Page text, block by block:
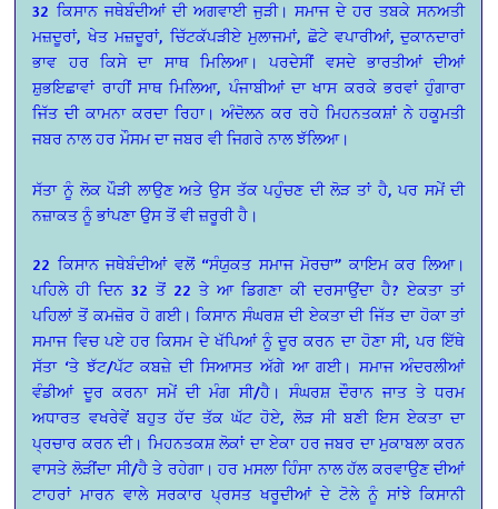
32 ਕਿਸਾਨ ਜਥੇਬੰਦੀਆਂ ਦੀ ਅਗਵਾਈ ਜੁੜੀ। ਸਮਾਜ ਦੇ ਹਰ ਤਬਕੇ ਸਨਅਤੀ
ਮਜ਼ਦੂਰਾਂ, ਖੇਤ ਮਜ਼ਦੂਰਾਂ, ਚਿੱਟਕੱਪੜੀਏ ਮੁਲਾਜਮਾਂ, ਛੋਟੇ ਵਪਾਰੀਆਂ, ਦੁਕਾਨਦਾਰਾਂ
ਭਾਵ ਹਰ ਕਿਸੇ ਦਾ ਸਾਥ ਮਿਲਿਆ। ਪਰਦੇਸੀਂ ਵਸਦੇ ਭਾਰਤੀਆਂ ਦੀਆਂ
ਸ਼ੁਭਇਛਾਵਾਂ ਰਾਹੀਂ ਸਾਥ ਮਿਲਿਆ, ਪੰਜਾਬੀਆਂ ਦਾ ਖਾਸ ਕਰਕੇ ਭਰਵਾਂ ਹੁੰਗਾਰਾ
ਜਿੱਤ ਦੀ ਕਾਮਨਾ ਕਰਦਾ ਰਿਹਾ। ਅੰਦੋਲਨ ਕਰ ਰਹੇ ਮਿਹਨਤਕਸ਼ਾਂ ਨੇ ਹਕੂਮਤੀ
ਜਬਰ ਨਾਲ ਹਰ ਮੌਸਮ ਦਾ ਜਬਰ ਵੀ ਜਿਗਰੇ ਨਾਲ ਝੱਲਿਆ।
ਸੱਤਾ ਨੂੰ ਲੋਕ ਪੌੜੀ ਲਾਉਣ ਅਤੇ ਉਸ ਤੱਕ ਪਹੁੰਚਣ ਦੀ ਲੋੜ ਤਾਂ ਹੈ, ਪਰ ਸਮੇਂ ਦੀ
ਨਜ਼ਾਕਤ ਨੂੰ ਭਾਂਪਣਾ ਉਸ ਤੋਂ ਵੀ ਜ਼ਰੂਰੀ ਹੈ।
22 ਕਿਸਾਨ ਜਥੇਬੰਦੀਆਂ ਵਲੋਂ “ਸੰਯੁਕਤ ਸਮਾਜ ਮੋਰਚਾ” ਕਾਇਮ ਕਰ ਲਿਆ।
ਪਹਿਲੇ ਹੀ ਦਿਨ 32 ਤੋਂ 22 ਤੇ ਆ ਡਿਗਣਾ ਕੀ ਦਰਸਾਉਂਦਾ ਹੈ? ਏਕਤਾ ਤਾਂ
ਪਹਿਲਾਂ ਤੋਂ ਕਮਜ਼ੋਰ ਹੋ ਗਈ। ਕਿਸਾਨ ਸੰਘਰਸ਼ ਦੀ ਏਕਤਾ ਦੀ ਜਿੱਤ ਦਾ ਹੋਕਾ ਤਾਂ
ਸਮਾਜ ਵਿਚ ਪਏ ਹਰ ਕਿਸਮ ਦੇ ਖੱਪਿਆਂ ਨੂੰ ਦੂਰ ਕਰਨ ਦਾ ਹੋਣਾ ਸੀ, ਪਰ ਇੱਥੇ
ਸੱਤਾ ‘ਤੇ ਝੱਟ/ਪੱਟ ਕਬਜ਼ੇ ਦੀ ਸਿਆਸਤ ਅੱਗੇ ਆ ਗਈ। ਸਮਾਜ ਅੰਦਰਲੀਆਂ
ਵੰਡੀਆਂ ਦੂਰ ਕਰਨਾ ਸਮੇਂ ਦੀ ਮੰਗ ਸੀ/ਹੈ। ਸੰਘਰਸ਼ ਦੌਰਾਨ ਜਾਤ ਤੇ ਧਰਮ
ਅਧਾਰਤ ਵਖਰੇਵੇਂ ਬਹੁਤ ਹੱਦ ਤੱਕ ਘੱਟ ਹੋਏ, ਲੋੜ ਸੀ ਬਣੀ ਇਸ ਏਕਤਾ ਦਾ
ਪ੍ਰਚਾਰ ਕਰਨ ਦੀ। ਮਿਹਨਤਕਸ਼ ਲੋਕਾਂ ਦਾ ਏਕਾ ਹਰ ਜਬਰ ਦਾ ਮੁਕਾਬਲਾ ਕਰਨ
ਵਾਸਤੇ ਲੋੜੀਂਦਾ ਸੀ/ਹੈ ਤੇ ਰਹੇਗਾ। ਹਰ ਮਸਲਾ ਹਿੰਸਾ ਨਾਲ ਹੱਲ ਕਰਵਾਉਣ ਦੀਆਂ
ਟਾਹਰਾਂ ਮਾਰਨ ਵਾਲੇ ਸਰਕਾਰ ਪ੍ਰਸਤ ਖਰੂਦੀਆਂ ਦੇ ਟੋਲੇ ਨੂੰ ਸਾਂਝੇ ਕਿਸਾਨੀ